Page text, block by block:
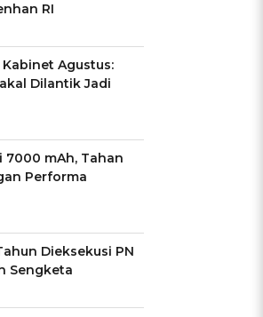
RI
Agustus:
Dilantik Jadi
7000 mAh, Tahan
Performa
Dieksekusi PN
Sengketa